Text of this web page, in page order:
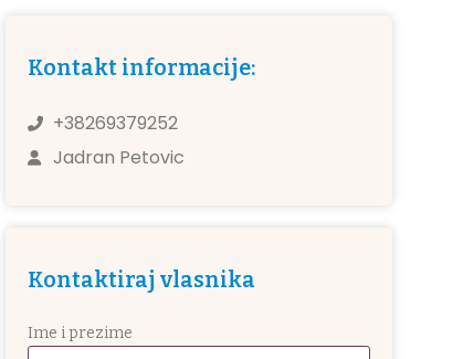
Kontakt informacije:
+38269379252
Jadran Petovic
Kontaktiraj vlasnika
Ime i prezime